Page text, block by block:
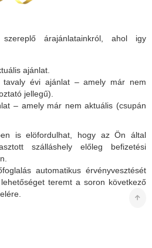
árajánlatainkról, ahol igy
ajánlat.
évi ajánlat – amely már nem
jellegű).
– amely már nem aktuális (csupán
is elöfordulhat, hogy az Ön által
szálláshely előleg befizetési
automatikus érvényvesztését
teremt a soron következő